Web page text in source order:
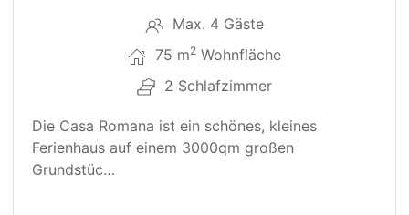
Max. 4 Gäste
75 m2 Wohnfläche
2 Schlafzimmer
Die Casa Romana ist ein schönes, kleines
Ferienhaus auf einem 3000qm großen
Grundstüc…